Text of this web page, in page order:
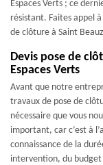
Espaces Verts ; ce
résistant. Faites appel
de clôture à Saint
Devis pose de
Espaces Verts
Avant que notre
travaux de pose de
nécessaire que vous
important, car c’est à
connaissance de la
intervention, du budget